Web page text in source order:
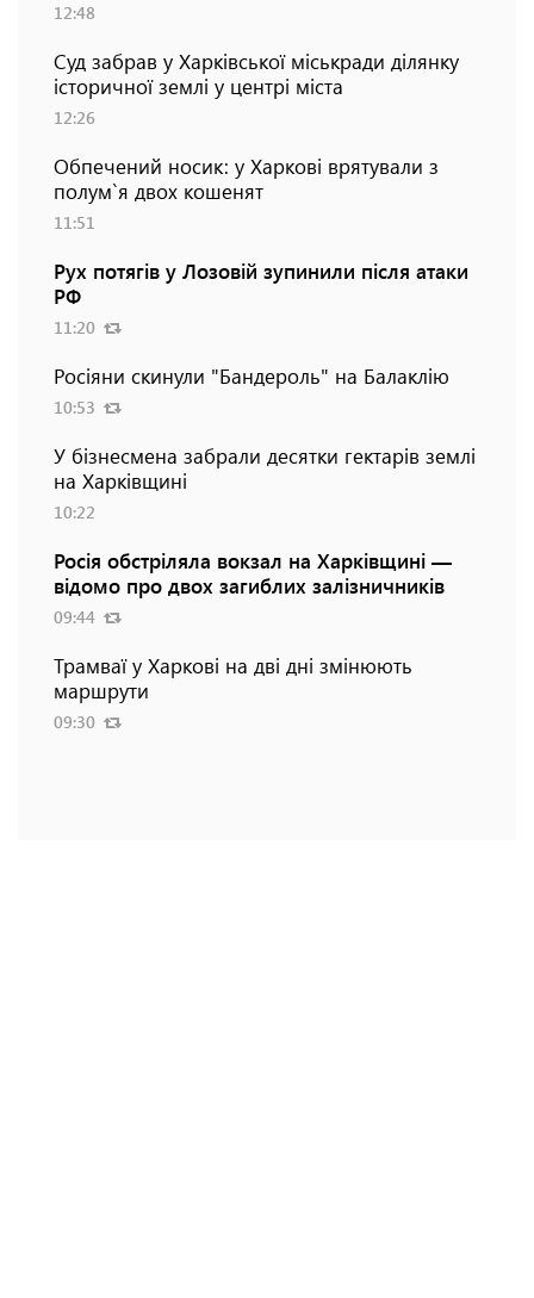
12:48
Суд забрав у Харківської міськради ділянку
історичної землі у центрі міста
12:26
Обпечений носик: у Харкові врятували з
полум`я двох кошенят
11:51
Рух потягів у Лозовій зупинили після атаки
РФ
11:20
Росіяни скинули "Бандероль" на Балаклію
10:53
У бізнесмена забрали десятки гектарів землі
на Харківщині
10:22
Росія обстріляла вокзал на Харківщині —
відомо про двох загиблих залізничників
09:44
Трамваї у Харкові на дві дні змінюють
маршрути
09:30